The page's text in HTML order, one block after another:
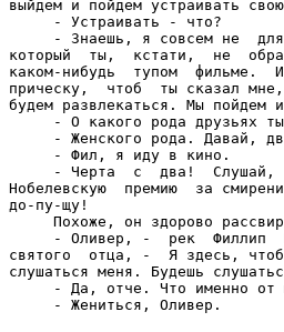
выйдем и пойдем устраивать
     - Устраивать - что?
- Знаешь, я совсем не
который  ты,  кстати,  не
каком-нибудь  тупом  фильме.
прическу,  чтоб  ты сказал
будем развлекаться. Мы пойдем
- О какого рода друзьях
- Женского рода. Давай,
     - Фил, я иду в кино.
- Черта  с  два!
Нобелевскую  премию  за
до-пу-щу!
Похоже, он здорово
- Оливер, -  рек  Филлип
святого  отца, -  Я здесь,
слушаться меня. Будешь
- Да, отче. Что именно от
     - Жениться, Оливер.